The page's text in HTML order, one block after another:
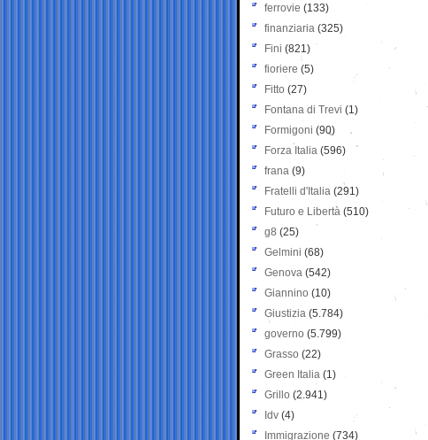
ferrovie (133)
finanziaria (325)
Fini (821)
fioriere (5)
Fitto (27)
Fontana di Trevi (1)
Formigoni (90)
Forza Italia (596)
frana (9)
Fratelli d'Italia (291)
Futuro e Libertà (510)
g8 (25)
Gelmini (68)
Genova (542)
Giannino (10)
Giustizia (5.784)
governo (5.799)
Grasso (22)
Green Italia (1)
Grillo (2.941)
Idv (4)
Immigrazione (734)